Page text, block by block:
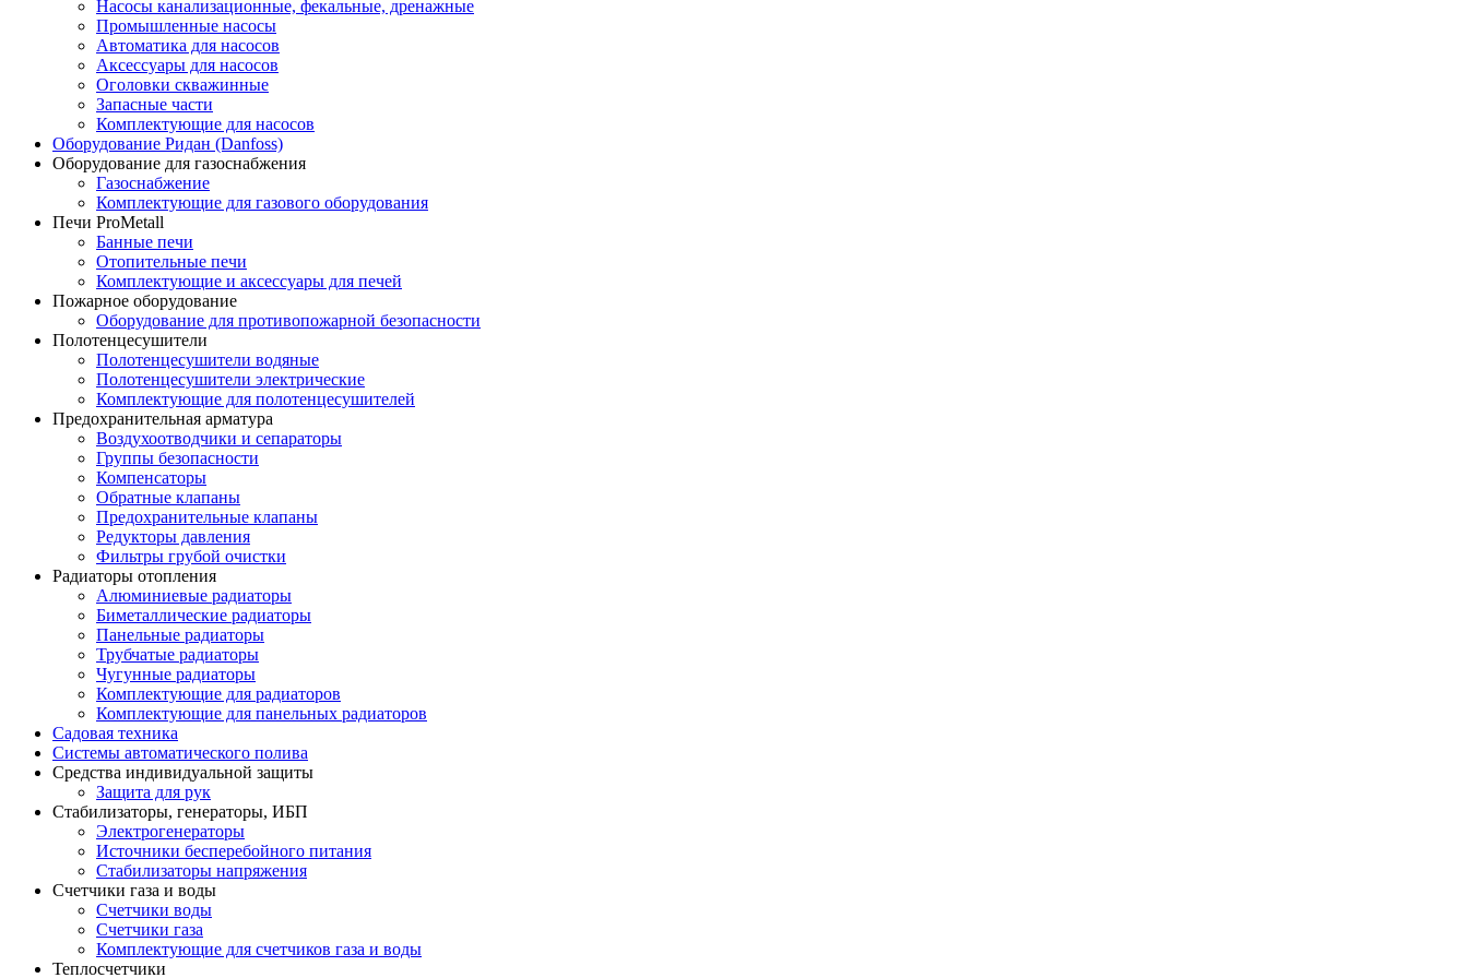
Насосы канализационные, фекальные, дренажные
Промышленные насосы
Автоматика для насосов
Аксессуары для насосов
Оголовки скважинные
Запасные части
Комплектующие для насосов
Оборудование Ридан (Danfoss)
Оборудование для газоснабжения
Газоснабжение
Комплектующие для газового оборудования
Печи ProMetall
Банные печи
Отопительные печи
Комплектующие и аксессуары для печей
Пожарное оборудование
Оборудование для противопожарной безопасности
Полотенцесушители
Полотенцесушители водяные
Полотенцесушители электрические
Комплектующие для полотенцесушителей
Предохранительная арматура
Воздухоотводчики и сепараторы
Группы безопасности
Компенсаторы
Обратные клапаны
Предохранительные клапаны
Редукторы давления
Фильтры грубой очистки
Радиаторы отопления
Алюминиевые радиаторы
Биметаллические радиаторы
Панельные радиаторы
Трубчатые радиаторы
Чугунные радиаторы
Комплектующие для радиаторов
Комплектующие для панельных радиаторов
Садовая техника
Системы автоматического полива
Средства индивидуальной защиты
Защита для рук
Стабилизаторы, генераторы, ИБП
Электрогенераторы
Источники бесперебойного питания
Стабилизаторы напряжения
Счетчики газа и воды
Счетчики воды
Счетчики газа
Комплектующие для счетчиков газа и воды
Теплосчетчики